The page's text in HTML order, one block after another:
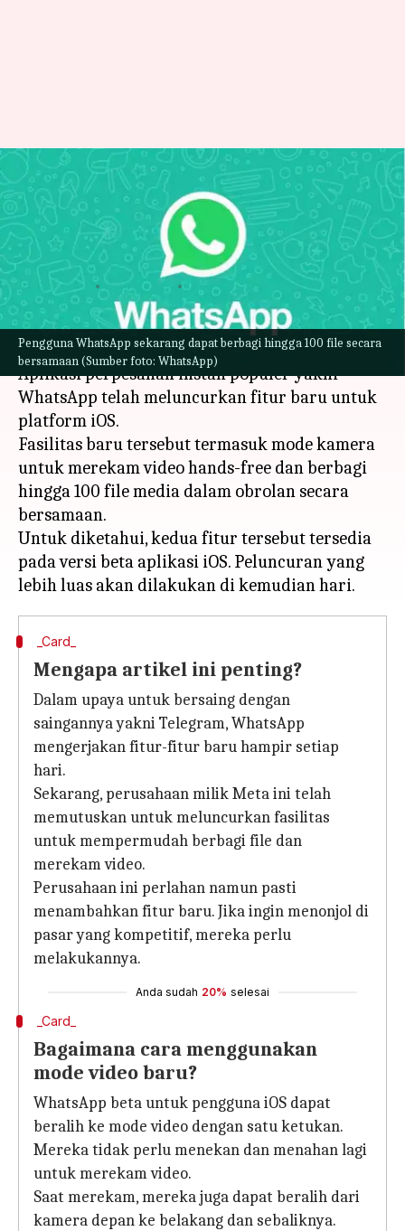
Pengguna WhatsApp sekarang dapat berbagi hingga 100 file secara
bersamaan (Sumber foto: WhatsApp)
WhatsApp mendapat
peningkatan batas berbagi file
dan mode perekaman video
baru
menulis Bob Feb 14, 2023 12:34 pm
Apa ceritanya
Aplikasi perpesanan instan populer yakni
WhatsApp telah meluncurkan fitur baru untuk
platform iOS.
Fasilitas baru tersebut termasuk mode kamera
untuk merekam video hands-free dan berbagi
hingga 100 file media dalam obrolan secara
bersamaan.
Untuk diketahui, kedua fitur tersebut tersedia
pada versi beta aplikasi iOS. Peluncuran yang
_Card_
Mengapa artikel ini penting?
Dalam upaya untuk bersaing dengan
saingannya yakni Telegram, WhatsApp
mengerjakan fitur-fitur baru hampir setiap
hari.
Sekarang, perusahaan milik Meta ini telah
memutuskan untuk meluncurkan fasilitas
untuk mempermudah berbagi file dan
merekam video.
Perusahaan ini perlahan namun pasti
menambahkan fitur baru. Jika ingin menonjol di
pasar yang kompetitif, mereka perlu
melakukannya.
Anda sudah 20% selesai
_Card_
Bagaimana cara menggunakan
mode video baru?
WhatsApp beta untuk pengguna iOS dapat
beralih ke mode video dengan satu ketukan.
Mereka tidak perlu menekan dan menahan lagi
untuk merekam video.
Saat merekam, mereka juga dapat beralih dari
kamera depan ke belakang dan sebaliknya.